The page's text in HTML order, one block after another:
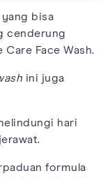
bisa
cenderung
Care Face Wash.
ini juga
hari
formula